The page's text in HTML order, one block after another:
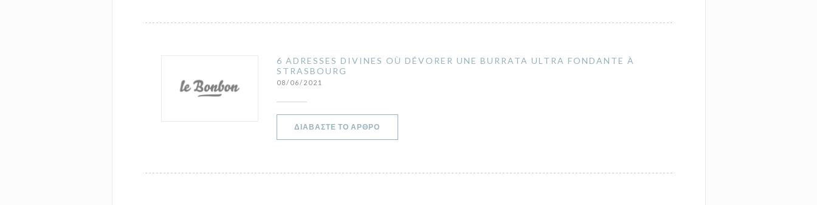
6 ADRESSES DIVINES OÙ DÉVORER UNE BURRATA ULTRA FONDANTE À
STRASBOURG
08/06/2021
ΔΙΑΒΆΣΤΕ ΤΟ ΆΡΘΡΟ